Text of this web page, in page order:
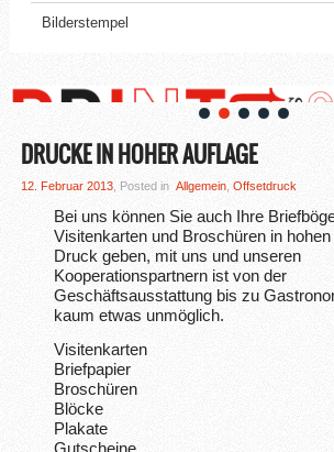
Bilderstempel
DRUCKE IN HOHER AUFLAGE
12. Februar 2013, Posted in Allgemein, Offsetdruck
Bei uns können Sie auch Ihre
Visitenkarten und Broschüren in hohen
Druck geben, mit uns und unseren
Kooperationspartnern ist von der
Geschäftsausstattung bis zu
kaum etwas unmöglich.
Visitenkarten
Briefpapier
Broschüren
Blöcke
Plakate